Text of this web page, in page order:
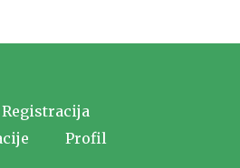
Registracija
Profil